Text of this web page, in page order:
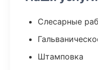
Слесарные
Штамповка